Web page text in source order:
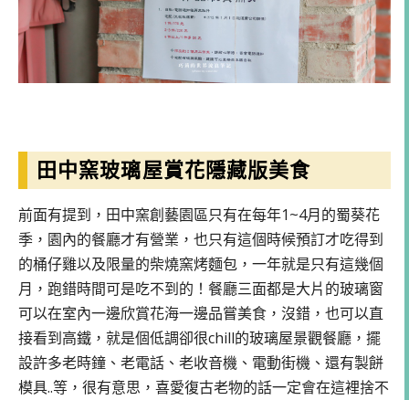
田中窯玻璃屋賞花隱藏版美食
前面有提到，田中窯創藝園區只有在每年1~4月的蜀葵花
季，園內的餐廳才有營業，也只有這個時候預訂才吃得到
的桶仔雞以及限量的柴燒窯烤麵包，一年就是只有這幾個
月，跑錯時間可是吃不到的！餐廳三面都是大片的玻璃窗
可以在室內一邊欣賞花海一邊品嘗美食，沒錯，也可以直
接看到高鐵，就是個低調卻很chill的玻璃屋景觀餐廳，擺
設許多老時鐘、老電話、老收音機、電動街機、還有製餅
模具..等，很有意思，喜愛復古老物的話一定會在這裡捨不